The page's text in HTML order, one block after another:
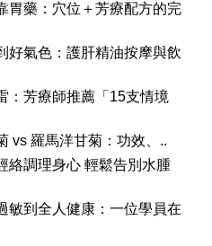
胃藥：穴位＋芳療配方的完
好氣色：護肝精油按摩與飲
：芳療師推薦「15支情境
vs 羅馬洋甘菊：功效、..
絡調理身心 輕鬆告別水腫
敏到全人健康：一位學員在